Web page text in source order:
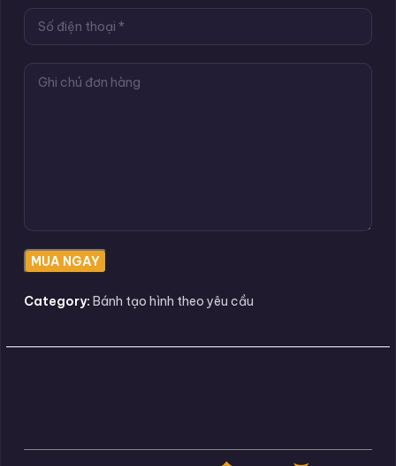
Category: Bánh tạo hình theo yêu cầu